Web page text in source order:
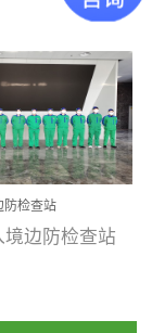
势团队优势分
环保是一棵正
树，只要我们
她、珍惜她、
枝繁叶茂，终
棵参天大树！
止2020年拥有
点分支机构。
内空气治
例地址：广
港科技大学(广
程案...
防检查站
治理项目
境边防检查站